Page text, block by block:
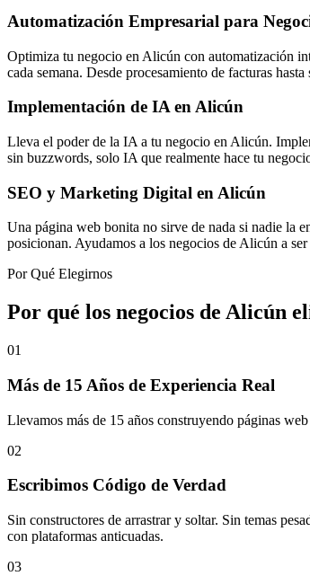
Automatización Empresarial para
Optimiza tu negocio en Alicún con automatización
cada semana. Desde procesamiento de facturas
Implementación de IA en Alicún
Lleva el poder de la IA a tu negocio en Alicún.
sin buzzwords, solo IA que realmente hace tu
SEO y Marketing Digital en Alicún
Una página web bonita no sirve de nada si nadie la
posicionan. Ayudamos a los negocios de Alicún a
Por Qué Elegirnos
Por qué los negocios de Alicún
01
Más de 15 Años de Experiencia Real
Llevamos más de 15 años construyendo páginas
02
Escribimos Código de Verdad
Sin constructores de arrastrar y soltar. Sin temas
con plataformas anticuadas.
03